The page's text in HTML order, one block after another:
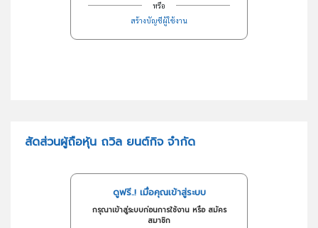
หรือ
สร้างบัญชีผู้ใช้งาน
สัดส่วนผู้ถือหุ้น ถวิล ยนต์กิจ จำกัด
ดูฟรี..! เมื่อคุณเข้าสู่ระบบ
กรุณาเข้าสู่ระบบก่อนการใช้งาน หรือ สมัคร
สมาชิก